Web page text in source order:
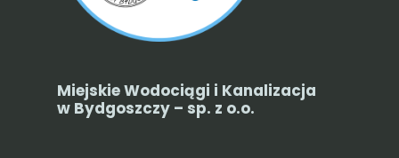
Miejskie Wodociągi i Kanalizacja
w Bydgoszczy – sp. z o.o.